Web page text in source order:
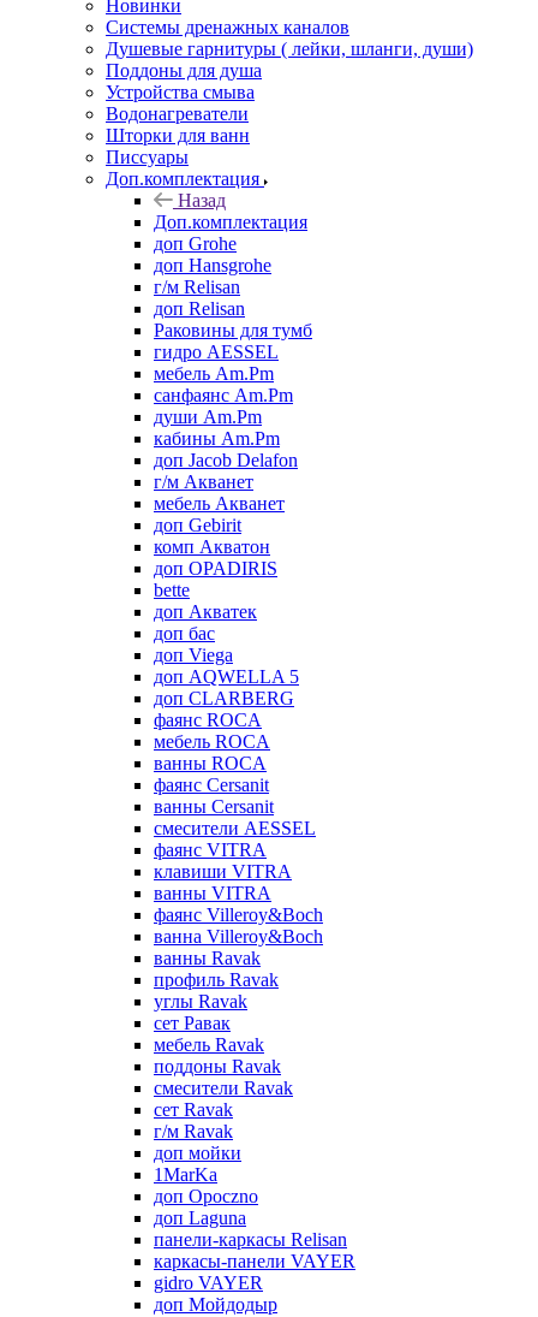
Новинки
Системы дренажных каналов
Душевые гарнитуры ( лейки, шланги, души)
Поддоны для душа
Устройства смыва
Водонагреватели
Шторки для ванн
Писсуары
Доп.комплектация
Назад
Доп.комплектация
доп Grohe
доп Hansgrohe
г/м Relisan
доп Relisan
Раковины для тумб
гидро AESSEL
мебель Am.Pm
санфаянс Am.Pm
души Am.Pm
кабины Am.Pm
доп Jacob Delafon
г/м Акванет
мебель Акванет
доп Gebirit
комп Акватон
доп OPADIRIS
bette
доп Акватек
доп бас
доп Viega
доп AQWELLA 5
доп CLARBERG
фаянс ROCA
мебель ROCA
ванны ROCA
фаянс Cersanit
ванны Cersanit
смесители AESSEL
фаянс VITRA
клавиши VITRA
ванны VITRA
фаянс Villeroy&Boch
ванна Villeroy&Boch
ванны Ravak
профиль Ravak
углы Ravak
сет Равак
мебель Ravak
поддоны Ravak
смесители Ravak
сет Ravak
г/м Ravak
доп мойки
1MarKa
доп Opoczno
доп Laguna
панели-каркасы Relisan
каркасы-панели VAYER
gidro VAYER
доп Мойдодыр